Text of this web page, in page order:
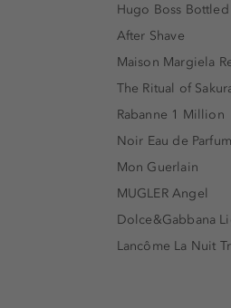
Hugo Boss Bottled
After Shave
Maison Margiela
The Ritual of
Rabanne 1 Million
Noir Eau de Parfum
Mon Guerlain
MUGLER Angel
Dolce&Gabbana
Lancôme La Nuit